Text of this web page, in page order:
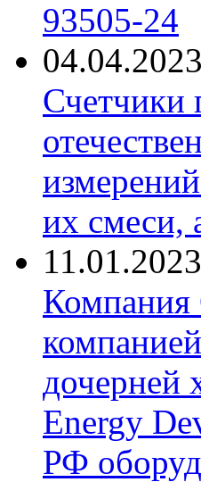
93505-24
04.04.2023
Счетчики
их смеси,
11.01.2023
Компания
дочерней
Energy
РФ